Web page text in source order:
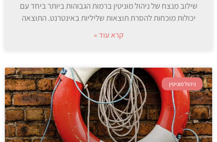
שילוב מנצח של ניהול מוניטין ברמות הגבוהות ביותר ביחד עם
יכולות מוכחות להסרת תוצאות שליליות באינטרנט. התוצאה
קרא עוד »
ניהול מוניטין